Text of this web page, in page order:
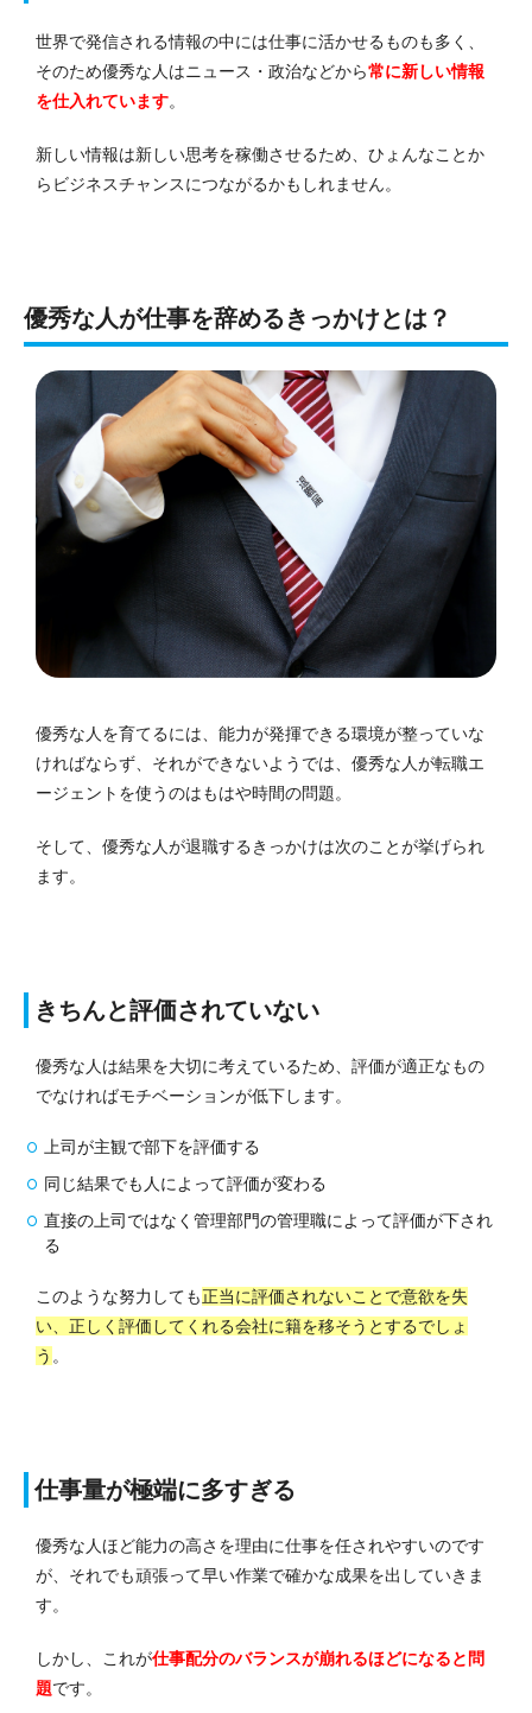
世界で発信される情報の中には仕事に活かせるものも多く、
そのため優秀な人はニュース・政治などから常に新しい情報
を仕入れています。
新しい情報は新しい思考を稼働させるため、ひょんなことか
らビジネスチャンスにつながるかもしれません。
優秀な人が仕事を辞めるきっかけとは？
優秀な人を育てるには、能力が発揮できる環境が整っていな
ければならず、それができないようでは、優秀な人が転職エ
ージェントを使うのはもはや時間の問題。
そして、優秀な人が退職するきっかけは次のことが挙げられ
ます。
きちんと評価されていない
優秀な人は結果を大切に考えているため、評価が適正なもの
でなければモチベーションが低下します。
上司が主観で部下を評価する
同じ結果でも人によって評価が変わる
直接の上司ではなく管理部門の管理職によって評価が下され
る
このような努力しても正当に評価されないことで意欲を失
い、正しく評価してくれる会社に籍を移そうとするでしょ
う 。
仕事量が極端に多すぎる
優秀な人ほど能力の高さを理由に仕事を任されやすいのです
が、それでも頑張って早い作業で確かな成果を出していきま
す。
しかし、これが仕事配分のバランスが崩れるほどになると問
題です。